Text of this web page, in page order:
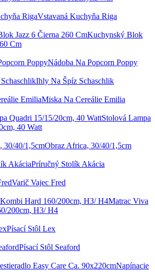
Vstavaná Kuchyňa Riga
Kuchynský Blok
Cm
Nádoba Na Popcorn Poppy
Ihly Na Špíz Schaschlik
Miska Na Cereálie Emilia
Stolová Lampa
40 Watt
Obraz Africa, 30/40/1,5cm
Príručný Stolík Akácia
Varič Vajec Fred
Matrac Viva
200cm, H3/ H4
Písací Stôl Lex
Písací Stôl Seaford
Napínacie